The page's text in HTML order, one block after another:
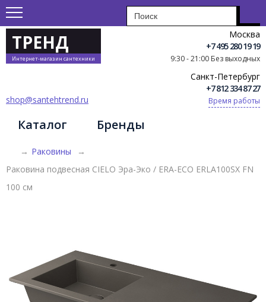
ТРЕНД
Интернет-магазин сантехники
Москва
+7 495 280 19 19
9:30 - 21:00 Без выходных
Санкт-Петербург
+7 812 334 87 27
Время работы
shop@santehtrend.ru
Каталог Бренды
→ Раковины
→
Раковина подвесная CIELO Эра-Эко / ERA-ECO ERLA100SX FN
100 см